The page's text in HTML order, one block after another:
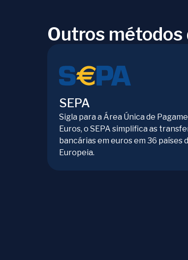
Outros métodos
SEPA
Sigla para a Área Única de
Euros, o SEPA simplifica as
bancárias em euros em 36 países
Europeia.